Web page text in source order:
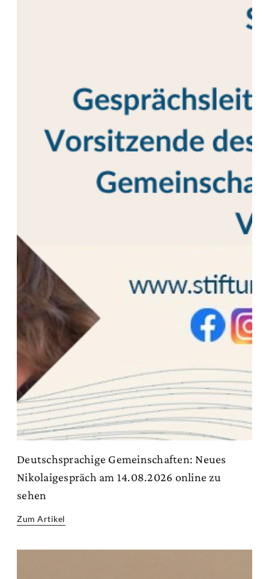
Deutschsprachige Gemeinschaften: Neues
Nikolaigespräch am 14.08.2026 online zu
sehen
Zum Artikel